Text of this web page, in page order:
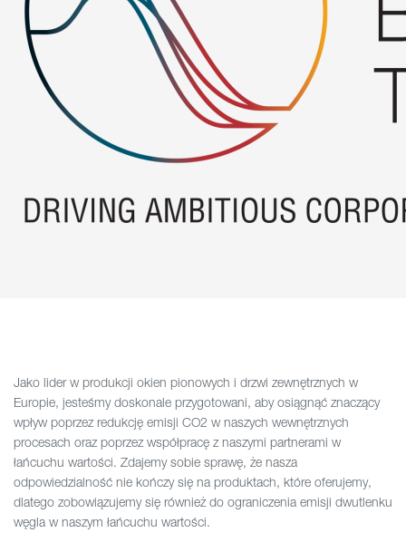
Jako lider w produkcji okien pionowych i drzwi zewnętrznych w
Europie, jesteśmy doskonale przygotowani, aby osiągnąć znaczący
wpływ poprzez redukcję emisji CO2 w naszych wewnętrznych
procesach oraz poprzez współpracę z naszymi partnerami w
łańcuchu wartości. Zdajemy sobie sprawę, że nasza
odpowiedzialność nie kończy się na produktach, które oferujemy,
dlatego zobowiązujemy się również do ograniczenia emisji dwutlenku
węgla w naszym łańcuchu wartości.